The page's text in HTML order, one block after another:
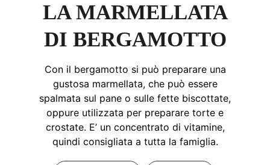
LA MARMELLATA
DI BERGAMOTTO
Con il bergamotto si può preparare una
gustosa marmellata, che può essere
spalmata sul pane o sulle fette biscottate,
oppure utilizzata per preparare torte e
crostate. E’ un concentrato di vitamine,
quindi consigliata a tutta la famiglia.